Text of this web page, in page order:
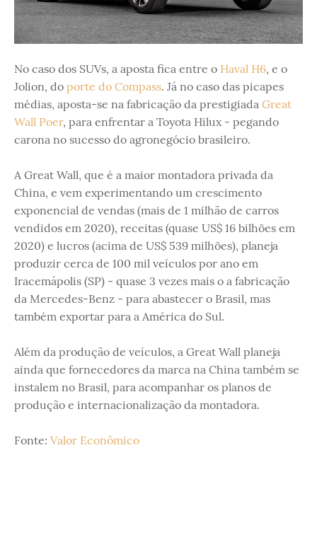
No caso dos SUVs, a aposta fica entre o Haval H6, e o
Jolion, do porte do Compass. Já no caso das picapes
médias, aposta-se na fabricação da prestigiada Great
Wall Poer, para enfrentar a Toyota Hilux - pegando
carona no sucesso do agronegócio brasileiro.
A Great Wall, que é a maior montadora privada da
China, e vem experimentando um crescimento
exponencial de vendas (mais de 1 milhão de carros
vendidos em 2020), receitas (quase US$ 16 bilhões em
2020) e lucros (acima de US$ 539 milhões), planeja
produzir cerca de 100 mil veículos por ano em
Iracemápolis (SP) - quase 3 vezes mais o a fabricação
da Mercedes-Benz - para abastecer o Brasil, mas
também exportar para a América do Sul.
Além da produção de veículos, a Great Wall planeja
ainda que fornecedores da marca na China também se
instalem no Brasil, para acompanhar os planos de
produção e internacionalização da montadora.
Fonte: Valor Econômico